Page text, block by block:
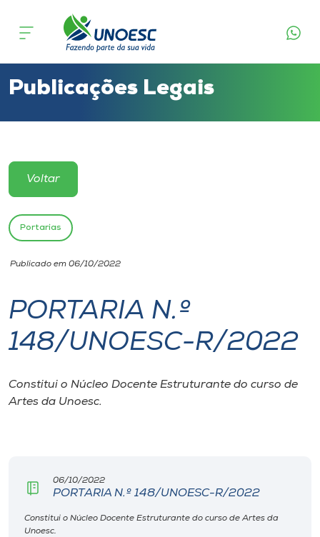
Cursos
Atendimento ao Estudante
Portal de Ensino
Unoesc
Internacionalização
I.nova
Diplomados
CPA
Biblioteca
Publicações Legais
Voltar
Portarias
Publicado em 06/10/2022
PORTARIA N.º
148/UNOESC-R/2022
Constitui o Núcleo Docente Estruturante do curso de
Artes da Unoesc.
06/10/2022
PORTARIA N.º 148/UNOESC-R/2022
Constitui o Núcleo Docente Estruturante do curso de Artes da
Unoesc.